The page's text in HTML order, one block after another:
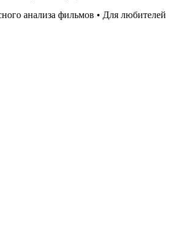
анализа фильмов • Для любителей